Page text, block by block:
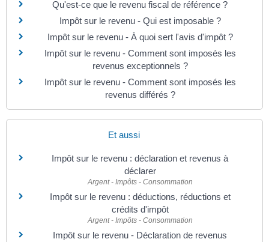
Qu'est-ce que le revenu fiscal de référence ?
Impôt sur le revenu - Qui est imposable ?
Impôt sur le revenu - À quoi sert l'avis d'impôt ?
Impôt sur le revenu - Comment sont imposés les
revenus exceptionnels ?
Impôt sur le revenu - Comment sont imposés les
revenus différés ?
Et aussi
Impôt sur le revenu : déclaration et revenus à
déclarer
Argent - Impôts - Consommation
Impôt sur le revenu : déductions, réductions et
crédits d'impôt
Argent - Impôts - Consommation
Impôt sur le revenu - Déclaration de revenus